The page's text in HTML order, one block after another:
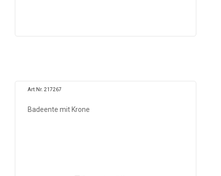
Art.Nr. 217267
Badeente mit Krone